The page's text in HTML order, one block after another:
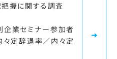
握に関する調査
業セミナー参加者
定辞退率／内々定